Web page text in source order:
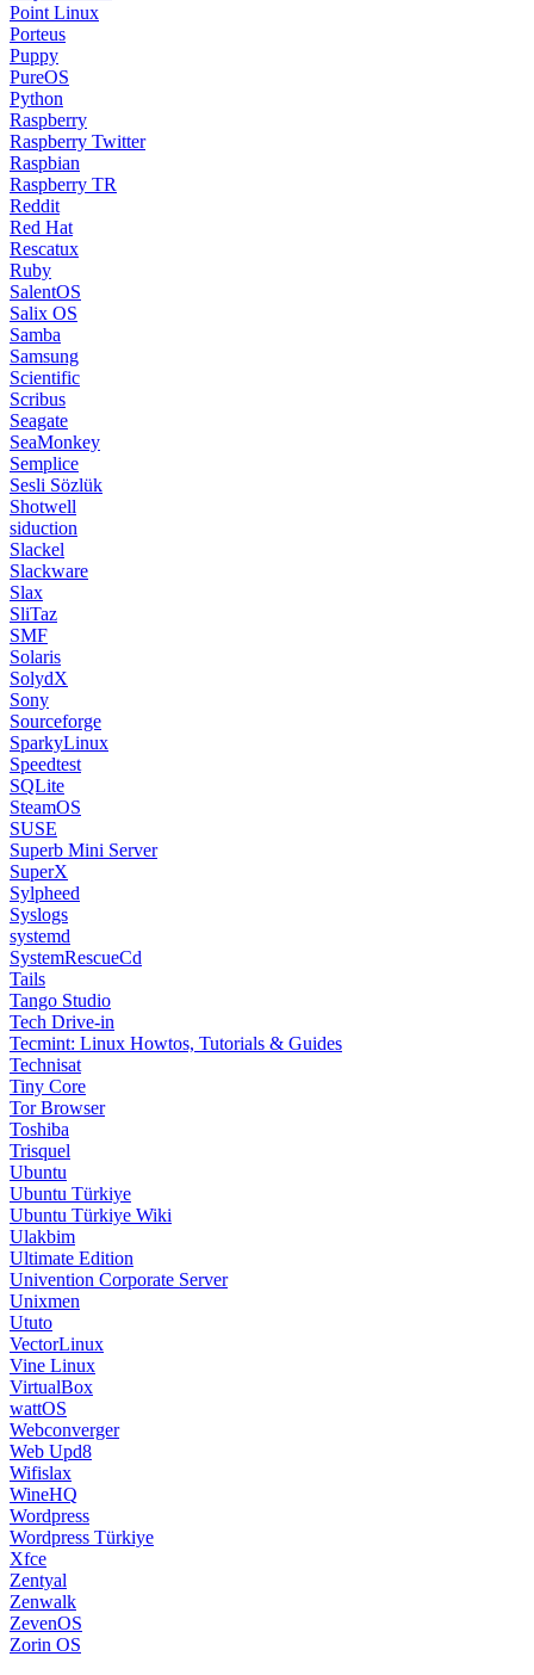
Point Linux
Porteus
Puppy
PureOS
Python
Raspberry
Raspberry Twitter
Raspbian
Raspberry TR
Reddit
Red Hat
Rescatux
Ruby
SalentOS
Salix OS
Samba
Samsung
Scientific
Scribus
Seagate
SeaMonkey
Semplice
Sesli Sözlük
Shotwell
siduction
Slackel
Slackware
Slax
SliTaz
SMF
Solaris
SolydX
Sony
Sourceforge
SparkyLinux
Speedtest
SQLite
SteamOS
SUSE
Superb Mini Server
SuperX
Sylpheed
Syslogs
systemd
SystemRescueCd
Tails
Tango Studio
Tech Drive-in
Tecmint: Linux Howtos, Tutorials & Guides
Technisat
Tiny Core
Tor Browser
Toshiba
Trisquel
Ubuntu
Ubuntu Türkiye
Ubuntu Türkiye Wiki
Ulakbim
Ultimate Edition
Univention Corporate Server
Unixmen
Ututo
VectorLinux
Vine Linux
VirtualBox
wattOS
Webconverger
Web Upd8
Wifislax
WineHQ
Wordpress
Wordpress Türkiye
Xfce
Zentyal
Zenwalk
ZevenOS
Zorin OS